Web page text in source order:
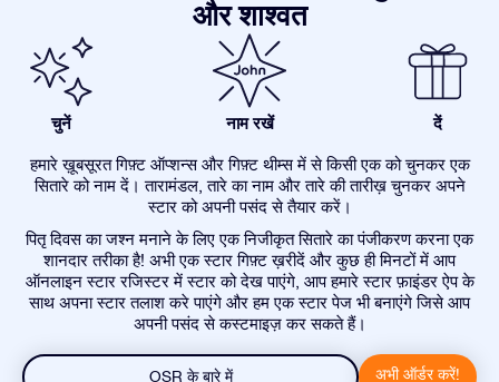
और शाश्वत
चुनें नाम रखें दें
हमारे ख़ूबसूरत गिफ़्ट ऑप्शन्स और गिफ़्ट थीम्स में से किसी एक को चुनकर एक
सितारे को नाम दें। तारामंडल, तारे का नाम और तारे की तारीख़ चुनकर अपने
स्टार को अपनी पसंद से तैयार करें।
पितृ दिवस का जश्न मनाने के लिए एक निजीकृत सितारे का पंजीकरण करना एक
शानदार तरीका है! अभी एक स्टार गिफ़्ट ख़रीदें और कुछ ही मिनटों में आप
ऑनलाइन स्टार रजिस्टर में स्टार को देख पाएंगे, आप हमारे स्टार फ़ाइंडर ऐप के
साथ अपना स्टार तलाश करे पाएंगे और हम एक स्टार पेज भी बनाएंगे जिसे आप
अपनी पसंद से कस्टमाइज़ कर सकते हैं।
OSR के बारे में अभी ऑर्डर करें!